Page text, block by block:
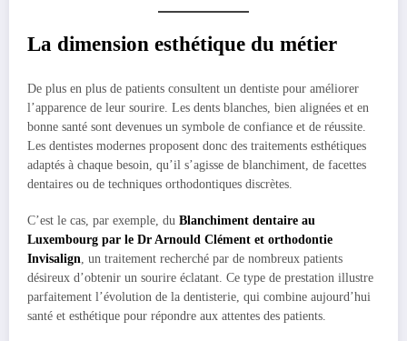
La dimension esthétique du métier
De plus en plus de patients consultent un dentiste pour améliorer
l’apparence de leur sourire. Les dents blanches, bien alignées et en
bonne santé sont devenues un symbole de confiance et de réussite.
Les dentistes modernes proposent donc des traitements esthétiques
adaptés à chaque besoin, qu’il s’agisse de blanchiment, de facettes
dentaires ou de techniques orthodontiques discrètes.
C’est le cas, par exemple, du Blanchiment dentaire au
Luxembourg par le Dr Arnould Clément et orthodontie
Invisalign, un traitement recherché par de nombreux patients
désireux d’obtenir un sourire éclatant. Ce type de prestation illustre
parfaitement l’évolution de la dentisterie, qui combine aujourd’hui
santé et esthétique pour répondre aux attentes des patients.